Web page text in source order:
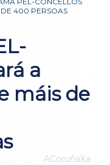
400 PERSOAS
a
máis de
ACoruñaXa